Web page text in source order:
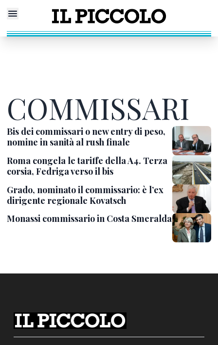
COMMISSARI
Bis dei commissari o new entry di peso,
nomine in sanità al rush finale
Roma congela le tariffe della A4. Terza
corsia, Fedriga verso il bis
Grado, nominato il commissario: è l’ex
dirigente regionale Kovatsch
Monassi commissario in Costa Smeralda